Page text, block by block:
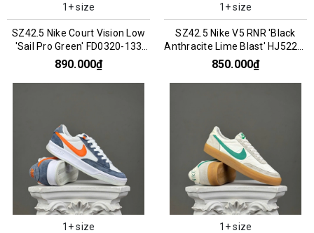
1+ size
SZ42.5 Nike Court Vision Low
'Sail Pro Green' FD0320-133
066787
890.000₫
1+ size
SZ42.5 Nike V5 RNR 'Black
Anthracite Lime Blast' HJ5228-
005 076200
850.000₫
1+ size 1+ size